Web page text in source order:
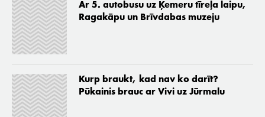
Ar 5. autobusu uz Ķemeru tīreļa laipu,
Ragakāpu un Brīvdabas muzeju
Kurp braukt, kad nav ko darīt?
Pūkainis brauc ar Vivi uz Jūrmalu